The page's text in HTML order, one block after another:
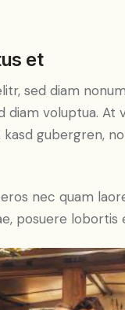
et
sed diam
diam voluptua. At
gubergren,
nec quam
posuere lobortis